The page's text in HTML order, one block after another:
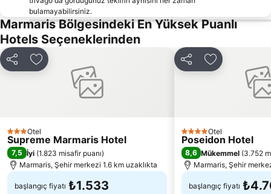
Caretta Caretta Dalyan Culture and Tourism Festival
Netsel Marina Marmaris
Dalyanağzı
Aghios Nikolaos
Marmaris fountain
Dalyan Camii
Kapalıçarşı
Rhodes City Tour
Myloi Limanı
Palazzo del Gran Maestro
Symi Island One day Cruise
Μedieval city of Rhodes
Saint Emilianos
Rhodos Sightseeing Train
bulamayabilirsiniz.
Marmaris Bölgesindeki En Yüksek Puanlı
Hotels Seçeneklerinden
Paylaş Favorilerime ekle
3 YıldızOtel
Supreme Marmaris Hotel
7,5 İyi (1.823 misafir puanı)
Marmaris, Şehir merkezi 1.6 km uzaklıkta
başlangıç fiyatı ₺1.533
Paylaş Favorilerime
4 YıldızOtel
Poseidon Hotel
8,6 Mükemmel (3.752
Marmaris, Şehir
başlangıç fiyatı